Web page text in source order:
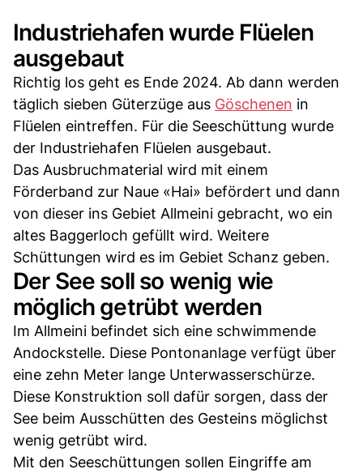
Industriehafen wurde Flüelen
ausgebaut
Richtig los geht es Ende 2024. Ab dann werden
täglich sieben Güterzüge aus Göschenen in
Flüelen eintreffen. Für die Seeschüttung wurde
der Industriehafen Flüelen ausgebaut.
Das Ausbruchmaterial wird mit einem
Förderband zur Naue «Hai» befördert und dann
von dieser ins Gebiet Allmeini gebracht, wo ein
altes Baggerloch gefüllt wird. Weitere
Schüttungen wird es im Gebiet Schanz geben.
Der See soll so wenig wie
möglich getrübt werden
Im Allmeini befindet sich eine schwimmende
Andockstelle. Diese Pontonanlage verfügt über
eine zehn Meter lange Unterwasserschürze.
Diese Konstruktion soll dafür sorgen, dass der
See beim Ausschütten des Gesteins möglichst
wenig getrübt wird.
Mit den Seeschüttungen sollen Eingriffe am